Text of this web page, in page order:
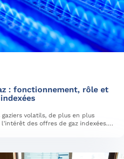
: fonctionnement, rôle et
volatils, de plus en plus
l’intérêt des offres de gaz indexées….